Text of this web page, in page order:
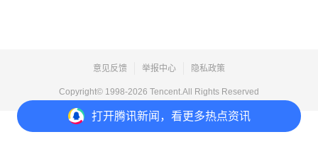
打开腾讯新闻，看更多热点资讯
意见反馈 举报中心 隐私政策
Copyright© 1998-2026 Tencent.All Rights Reserved